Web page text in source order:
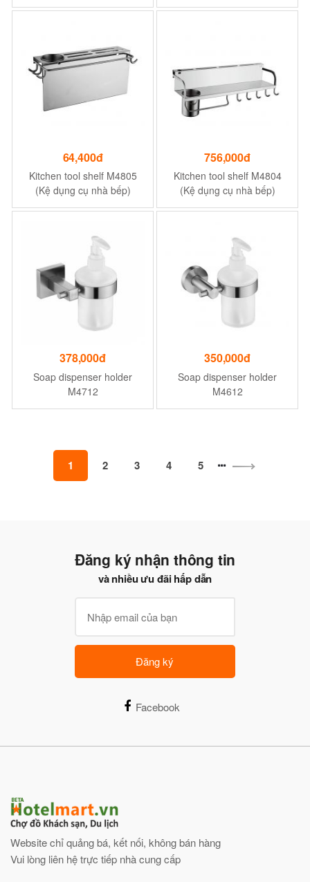
64,400đ
Kitchen tool shelf M4805
(Kệ dụng cụ nhà bếp)
756,000đ
Kitchen tool shelf M4804
(Kệ dụng cụ nhà bếp)
378,000đ
Soap dispenser holder
M4712
350,000đ
Soap dispenser holder
M4612
1 2 3 4 5
Đăng ký nhận thông tin
và nhiều ưu đãi hấp dẫn
Đăng ký
Facebook
Website chỉ quảng bá, kết nối, không bán hàng
Vui lòng liên hệ trực tiếp nhà cung cấp